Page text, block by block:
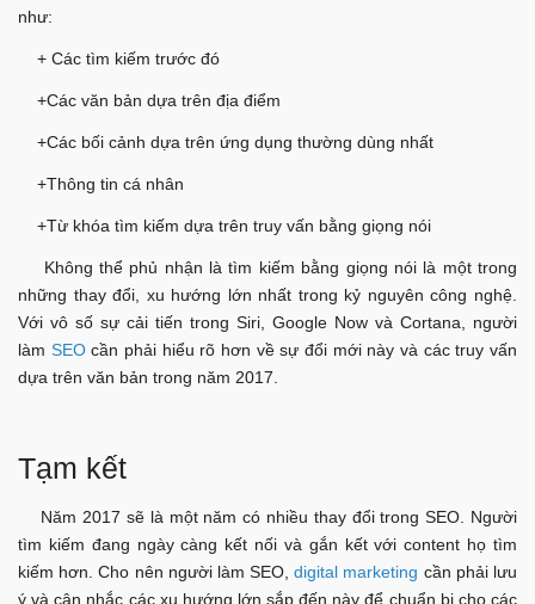
như:
+ Các tìm kiếm trước đó
+Các văn bản dựa trên địa điểm
+Các bối cảnh dựa trên ứng dụng thường dùng nhất
+Thông tin cá nhân
+Từ khóa tìm kiếm dựa trên truy vấn bằng giọng nói
Không thể phủ nhận là tìm kiếm bằng giọng nói là một trong
những thay đổi, xu hướng lớn nhất trong kỷ nguyên công nghệ.
Với vô số sự cải tiến trong Siri, Google Now và Cortana, người
làm SEOcần phải hiểu rõ hơn về sự đổi mới này và các truy vấn
dựa trên văn bản trong năm 2017.
Tạm kết
Năm 2017 sẽ là một năm có nhiều thay đổi trong SEO. Người
tìm kiếm đang ngày càng kết nối và gắn kết với content họ tìm
kiếm hơn. Cho nên người làm SEO,digital marketing cần phải lưu
ý và cân nhắc các xu hướng lớn sắp đến này để chuẩn bị cho các